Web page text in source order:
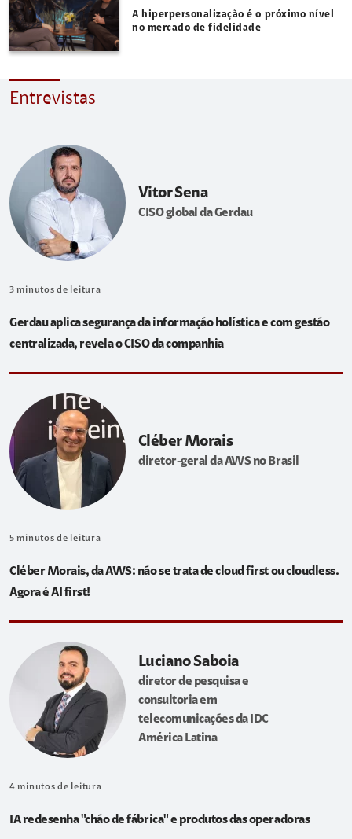
A hiperpersonalização é o próximo nível
no mercado de fidelidade
Entrevistas
Vitor Sena
CISO global da Gerdau
3 minutos de leitura
Gerdau aplica segurança da informação holística e com gestão
centralizada, revela o CISO da companhia
Cléber Morais
diretor-geral da AWS no Brasil
5 minutos de leitura
Cléber Morais, da AWS: não se trata de cloud first ou cloudless.
Agora é AI first!
Luciano Saboia
diretor de pesquisa e
consultoria em
telecomunicações da IDC
América Latina
4 minutos de leitura
IA redesenha "chão de fábrica" e produtos das operadoras